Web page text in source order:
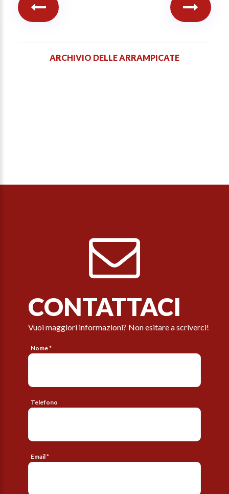
ARCHIVIO DELLE ARRAMPICATE
CONTATTACI
Vuoi maggiori informazioni? Non esitare a scriverci!
Nome *
Telefono
Email *